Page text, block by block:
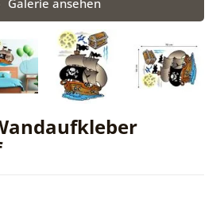
Galerie ansehen